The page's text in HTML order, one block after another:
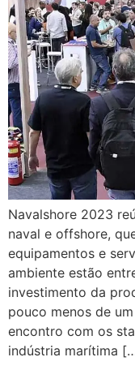
Navalshore 2023
naval e offshore,
equipamentos e
ambiente estão
investimento da
pouco menos de
encontro com os
indústria marítima